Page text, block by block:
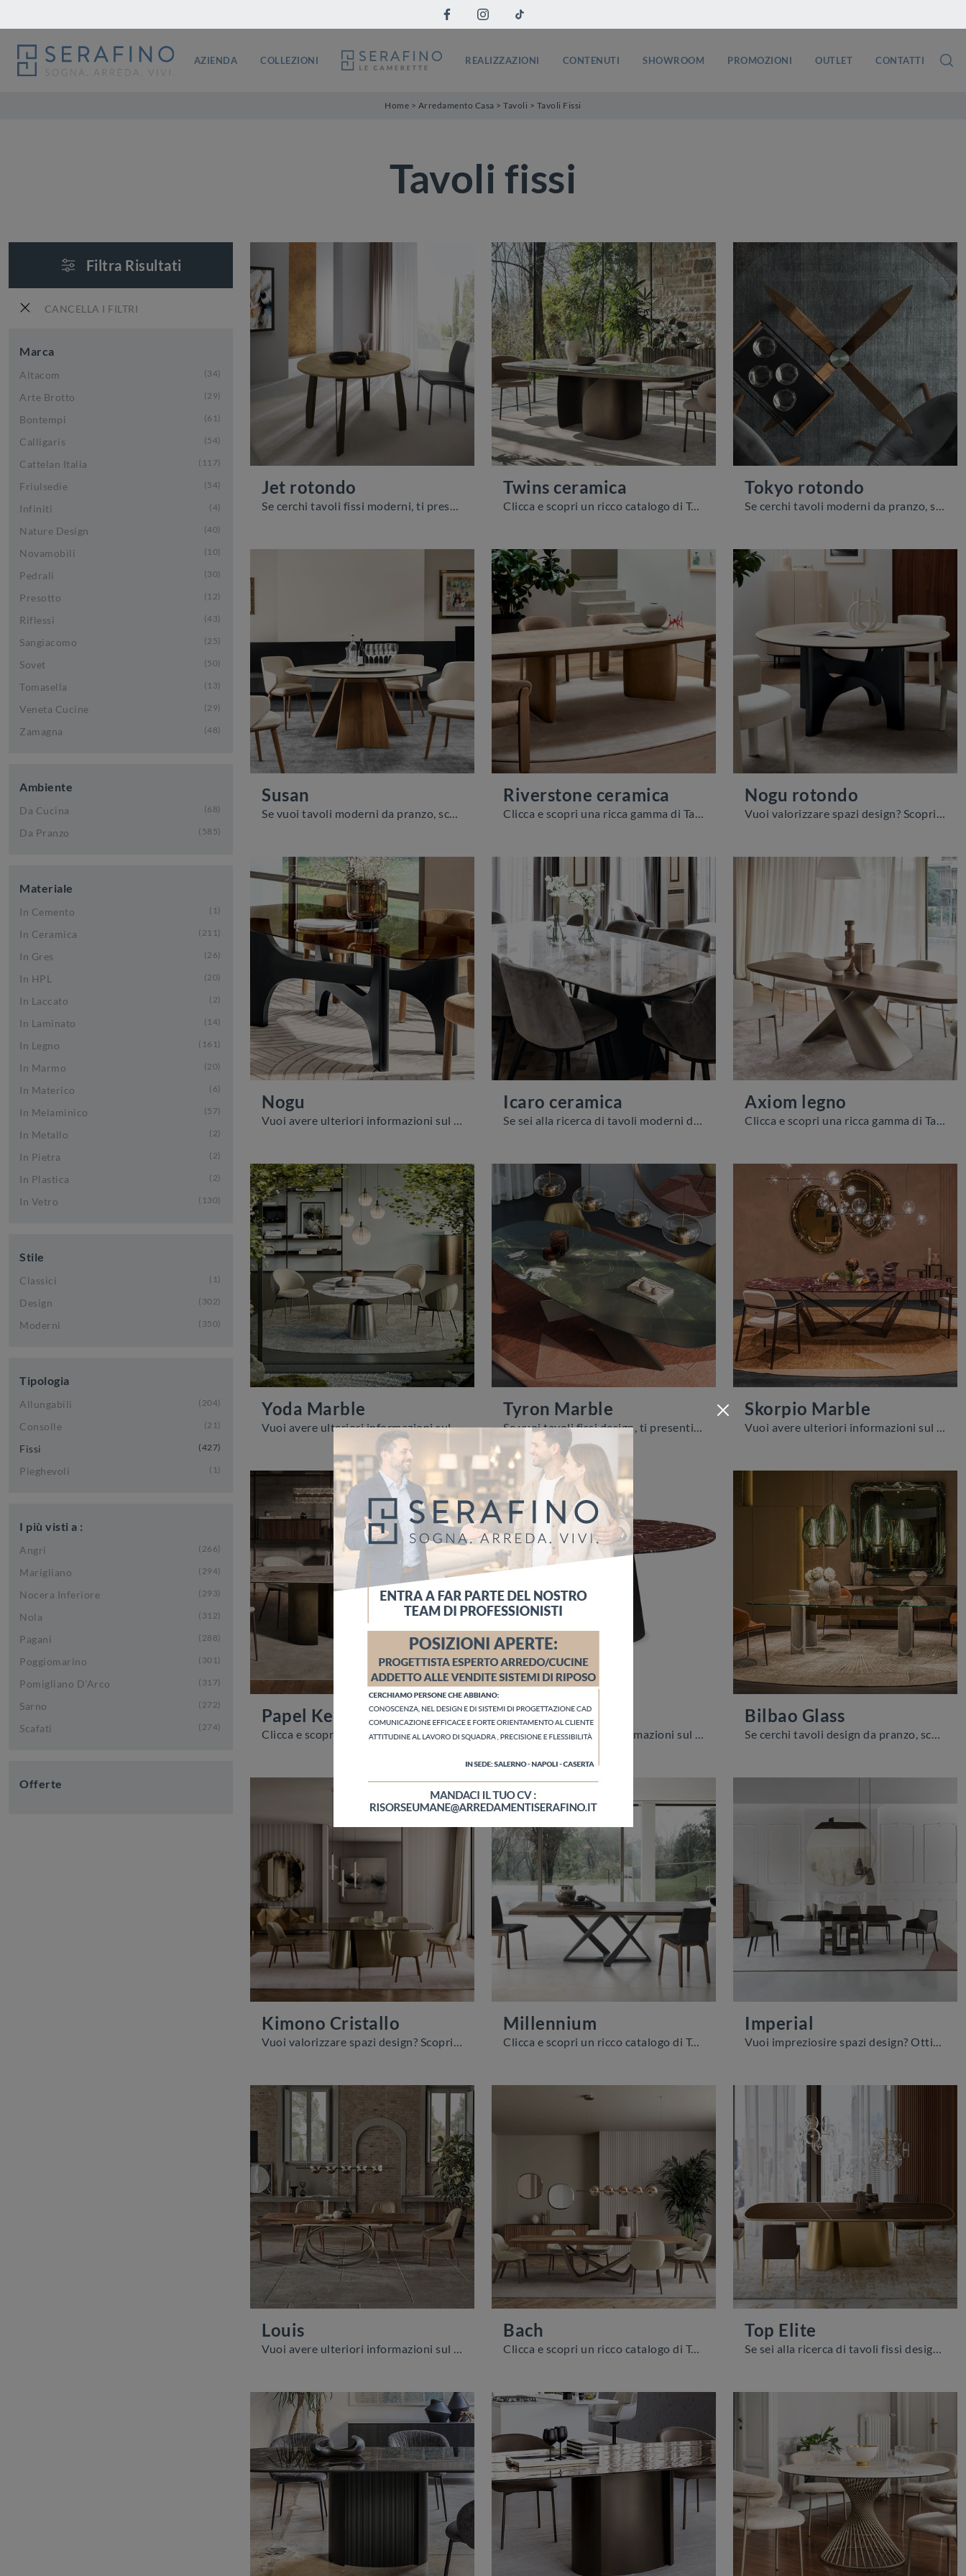
AZIENDA COLLEZIONI REALIZZAZIONI CONTENUTI SHOWROOM PROMOZIONI OUTLET CONTATTI
Home > Arredamento Casa >Tavoli > Tavoli Fissi
Tavoli fissi
Filtra Risultati
CANCELLA I FILTRI
Marca
Altacom 34
Arte Brotto 29
Bontempi 61
Calligaris 54
Cattelan Italia 117
Friulsedie 54
Infiniti 4
Nature Design 40
Novamobili 10
Pedrali 30
Presotto 12
Riflessi 43
Sangiacomo 25
Sovet 50
Tomasella 13
Veneta Cucine 29
Zamagna 48
Ambiente
Da Cucina 68
Da Pranzo 585
Materiale
In Cemento 1
In Ceramica 211
In Gres 26
In HPL 20
In Laccato 2
In Laminato 14
In Legno 161
In Marmo 20
In Materico 6
In Melaminico 57
In Metallo 2
In Pietra 2
In Plastica 2
In Vetro 130
Stile
Classici 1
Design 302
Moderni 350
Tipologia
Allungabili 204
Consolle 21
Fissi 427
Pieghevoli 1
I più visti a :
Angri 266
Marigliano 294
Nocera Inferiore 293
Nola 312
Pagani 288
Poggiomarino 301
Pomigliano D'Arco 317
Sarno 272
Scafati 274
Offerte
Jet rotondo
Se cerchi tavoli fissi moderni, ti presentiamo il modello da pranzo in melaminico Jet rotondo della marca Zamagna.
Twins ceramica
Clicca e scopri un ricco catalogo di Tavoli design fissi da pranzo! Il modello Twins ceramica di Calligaris ti sta aspettando.
Tokyo rotondo
Se cerchi tavoli moderni da pranzo, scopri i modelli fissi di Calligaris: clicca e scopri il modello Tokyo rotondo in vetro.
Susan Riverstone ceramica Nogu rotondo
Nogu Icaro ceramica Axiom legno
Yoda Marble
Vuoi avere ulteriori informazioni sul tavolo da pranzo Yoda Marble di Cattelan Italia? Clicca e ottieni informazioni sui modelli fissi dell'azienda.
Tyron Marble
Se vuoi tavoli fissi design, ti presentiamo il modello da pranzo in marmo Tyron Marble della firma Cattelan Italia.
Skorpio Marble
Vuoi avere ulteriori informazioni sul tavolo da pranzo Skorpio Marble di Cattelan Italia? Clicca e scopri di più sui modelli fissi del brand.
Papel Keramik
Clicca e scopri un ricco catalogo di Tavoli design fissi da pranzo! Il modello Papel Keramik di Cattelan Italia ti sta aspettando.
Giano Marble
Vuoi avere ulteriori informazioni sul tavolo da pranzo Giano Marble di Cattelan Italia? Clicca e scopri di più sui modelli fissi della firma.
Bilbao Glass
Se cerchi tavoli design da pranzo, scopri i modelli fissi di Cattelan Italia: clicca e scopri il modello Bilbao Glass in vetro.
Kimono Cristallo Millennium
Clicca e scopri un ricco catalogo di Tavoli moderni fissi da pranzo! Il modello Millennium di Bontempi ti aspetta.
Imperial
Louis Bach
Clicca e scopri un ricco catalogo di Tavoli design fissi da pranzo! Il modello Bach di Bontempi ti aspetta.
Top Elite